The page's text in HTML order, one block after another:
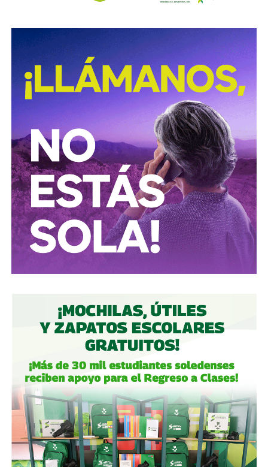
David Martínez es apodado coloquialmente como “El
Fantasma de Wall Street
”, y ha adquirido un poder
inmenso en Latinoamérica, especialmente en Argentina,
donde ha servido como negociador para la deuda nacional
y en 2017, fue considerado por Forbes como el hombre
más rico de dicho país. El regiomontano tiene un historial
documentado de tomar control de empresas en
dificultades financieras a partir de deuda: lo hizo con la
textilera CYDSA en los años 90, con la vidriera Vitro entre
2009 y 2012, y con las ya mencionadas Empresas ICA
desde 2016.
Algo similar realizó en 2020 con
del Centro Norte(OMA), el operador de, entre otros, el
Fintech compró primero acciones especiales que
garantizaban el control de la aeroportuaria y luego
concretó una oferta pública con la que en julio de 2021,
alcanzó el 30.1% de participación económica, suficiente
para mantener el control hasta que lo vendieron a la
francesa Vinci Airports en 2022 (El Economista, dic. 2020
y jul. 2021; Folleto Informativo Definitivo, Bolsa Mexicana
de Valores, may. 2021).
Si bien todos estos empresarios se han aliado en otras
ocasiones (en 2017 ganaron la licitación para construir
el ahora cancelado Aeropuerto de Texcoco),cuando